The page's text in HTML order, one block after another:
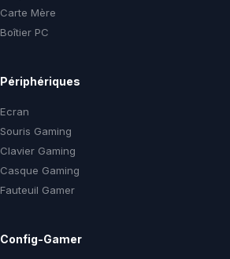
Carte Mère
Boîtier PC
Périphériques
Ecran
Souris Gaming
Clavier Gaming
Casque Gaming
Fauteuil Gamer
Config-Gamer